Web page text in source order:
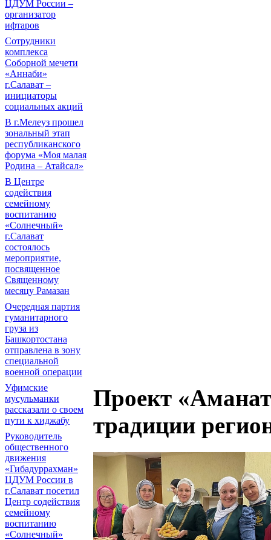
ЦДУМ России –
организатор
ифтаров
Сотрудники
комплекса
Соборной мечети
«Аннаби»
г.Салават –
инициаторы
социальных акций
В г.Мелеуз прошел
зональный этап
республиканского
форума «Моя малая
Родина – Атайсал»
В Центре
содействия
семейному
воспитанию
«Солнечный»
г.Салават
состоялось
мероприятие,
посвященное
Священному
месяцу Рамазан
Очередная партия
гуманитарного
груза из
Башкортостана
отправлена в зону
специальной
военной операции
Уфимские
мусульманки
рассказали о своем
пути к хиджабу
Руководитель
общественного
движения
«Гибадуррахман»
ЦДУМ России в
г.Салават посетил
Центр содействия
семейному
воспитанию
«Солнечный»
Проект
традиции